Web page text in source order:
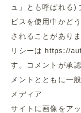
ュ」とも呼ばれる
ビスを使用中かど
されることがあり
リシーは https://
す。コメントが承
メントとともに一
メディア
サイトに画像をア